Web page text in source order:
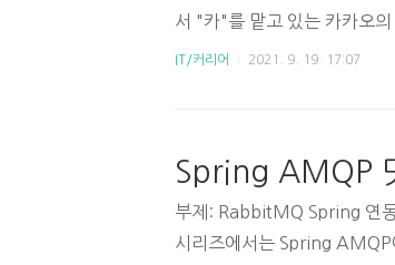
서 "카"를 맡고 있는 카카오
2년간 참여했다. 그냥 면접관
터 소개한다. 1-A. 고시 수준
고, 채용방식이 "블라인드"로
코딩 테스..
IT/커리어 2021. 9. 19. 17:07
부제: RabbitMQ Spring 연
시리즈에서는 Spring AMQP